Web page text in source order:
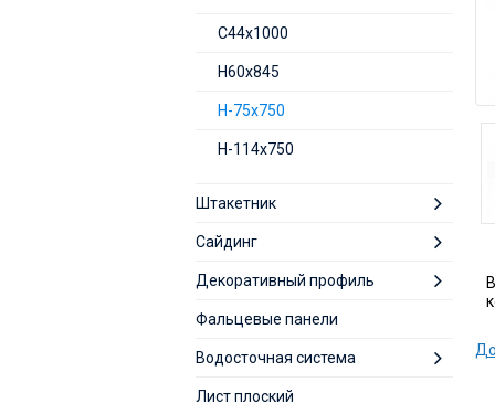
С44х1000
Н60х845
H-75х750
Н-114х750
Штакетник
Сайдинг
Декоративный профиль
Фальцевые панели
Водосточная система
Лист плоский